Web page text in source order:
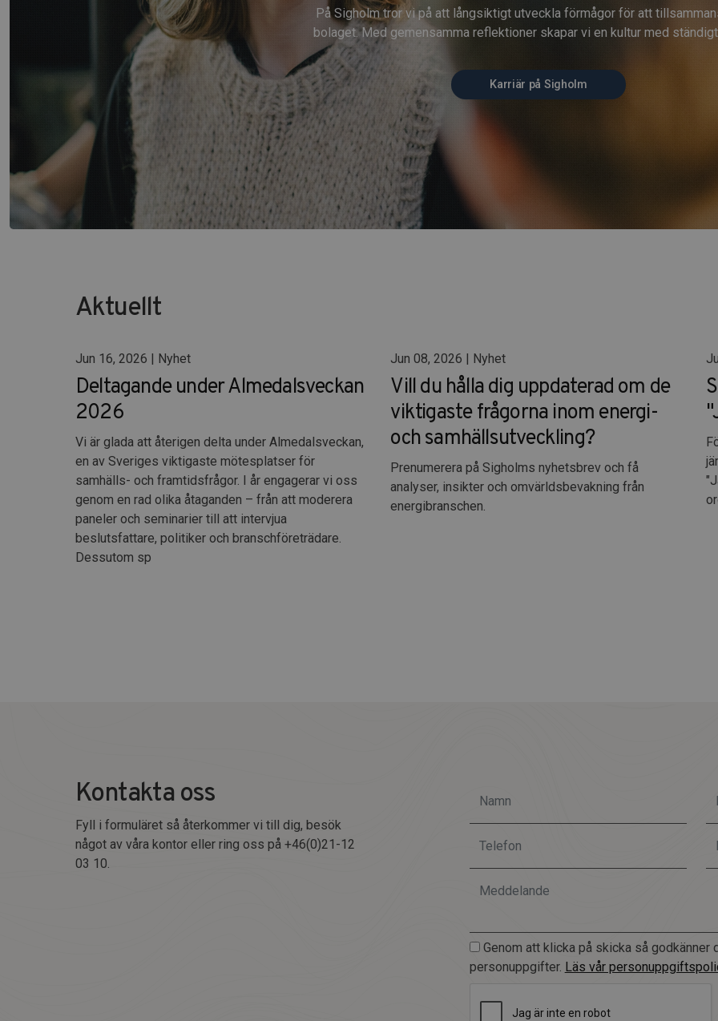
På Sigholm tror vi på att långsiktigt utveckla förmågor för att
bolaget. Med gemensamma reflektioner skapar vi en kultur med
Karriär på Sigholm
Aktuellt
Jun 16, 2026 | Nyhet
Deltagande under Almedalsveckan
2026
Vi är glada att återigen delta under Almedalsveckan,
en av Sveriges viktigaste mötesplatser för
samhälls- och framtidsfrågor. I år engagerar vi oss
genom en rad olika åtaganden – från att moderera
paneler och seminarier till att intervjua
beslutsfattare, politiker och branschföreträdare.
Dessutom sp
Jun 08, 2026 | Nyhet
Vill du hålla dig uppdaterad om de
viktigaste frågorna inom energi-
och samhällsutveckling?
Prenumerera på Sigholms nyhetsbrev och få
analyser, insikter och omvärldsbevakning från
energibranschen.
Kontakta oss
Fyll i formuläret så återkommer vi till dig, besök
något av våra kontor eller ring oss på +46(0)21-12
03 10.
Genom att klicka på skicka så godkänner
personuppgifter. Läs vår